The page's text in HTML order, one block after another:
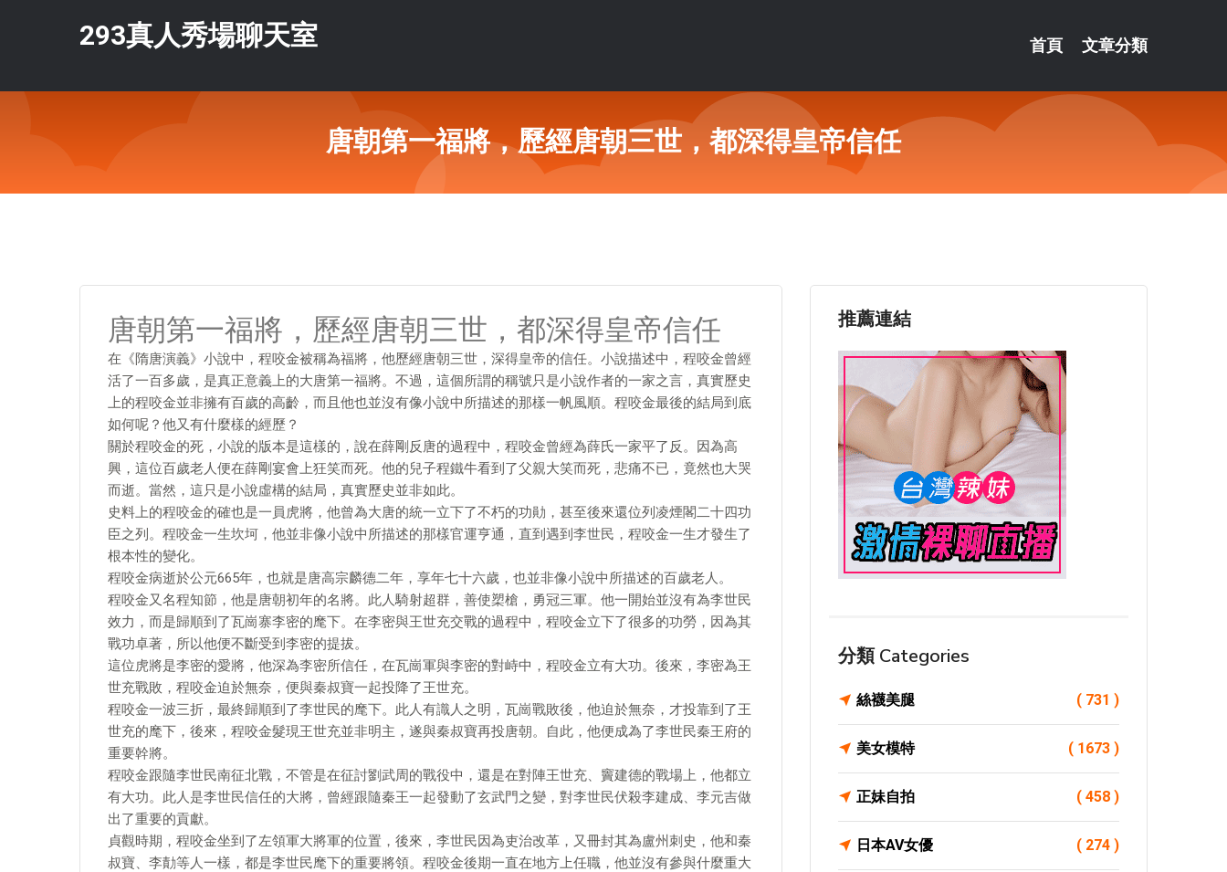
293真人秀場聊天室 首頁 文章分類
唐朝第一福將，歷經唐朝三世，都深得皇帝信任
唐朝第一福將，歷經唐朝三世，都深得皇帝信任
在《隋唐演義》小說中，程咬金被稱為福將，他歷經唐朝三世，深得皇帝的信任。小說描述中，程咬金曾經
活了一百多歲，是真正意義上的大唐第一福將。不過，這個所謂的稱號只是小說作者的一家之言，真實歷史
上的程咬金並非擁有百歲的高齡，而且他也並沒有像小說中所描述的那樣一帆風順。程咬金最後的結局到底
如何呢？他又有什麼樣的經歷？
關於程咬金的死，小說的版本是這樣的，說在薛剛反唐的過程中，程咬金曾經為薛氏一家平了反。因為高
興，這位百歲老人便在薛剛宴會上狂笑而死。他的兒子程鐵牛看到了父親大笑而死，悲痛不已，竟然也大哭
而逝。當然，這只是小說虛構的結局，真實歷史並非如此。
史料上的程咬金的確也是一員虎將，他曾為大唐的統一立下了不朽的功勛，甚至後來還位列凌煙閣二十四功
臣之列。程咬金一生坎坷，他並非像小說中所描述的那樣官運亨通，直到遇到李世民，程咬金一生才發生了
根本性的變化。
程咬金病逝於公元665年，也就是唐高宗麟德二年，享年七十六歲，也並非像小說中所描述的百歲老人。
程咬金又名程知節，他是唐朝初年的名將。此人騎射超群，善使槊槍，勇冠三軍。他一開始並沒有為李世民
效力，而是歸順到了瓦崗寨李密的麾下。在李密與王世充交戰的過程中，程咬金立下了很多的功勞，因為其
戰功卓著，所以他便不斷受到李密的提拔。
這位虎將是李密的愛將，他深為李密所信任，在瓦崗軍與李密的對峙中，程咬金立有大功。後來，李密為王
世充戰敗，程咬金迫於無奈，便與秦叔寶一起投降了王世充。
程咬金一波三折，最終歸順到了李世民的麾下。此人有識人之明，瓦崗戰敗後，他迫於無奈，才投靠到了王
世充的麾下，後來，程咬金髮現王世充並非明主，遂與秦叔寶再投唐朝。自此，他便成為了李世民秦王府的
重要幹將。
程咬金跟隨李世民南征北戰，不管是在征討劉武周的戰役中，還是在對陣王世充、竇建德的戰場上，他都立
有大功。此人是李世民信任的大將，曾經跟隨秦王一起發動了玄武門之變，對李世民伏殺李建成、李元吉做
出了重要的貢獻。
貞觀時期，程咬金坐到了左領軍大將軍的位置，後來，李世民因為吏治改革，又冊封其為盧州刺史，他和秦
叔寶、李勣等人一樣，都是李世民麾下的重要將領。程咬金後期一直在地方上任職，他並沒有參與什麼重大
推薦連結
分類 Categories
絲襪美腿 ( 731 )
美女模特 ( 1673 )
正妹自拍 ( 458 )
日本AV女優 ( 274 )